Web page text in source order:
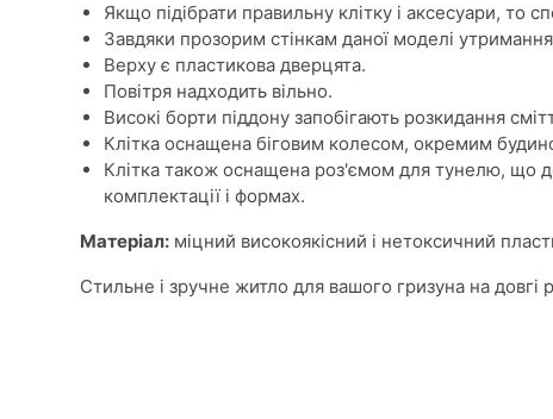
Якщо підібрати правильну клітку і аксесуари, то
Завдяки прозорим стінкам даної моделі
Верху є пластикова дверцята.
Повітря надходить вільно.
Високі борти піддону запобігають розкидання
Клітка оснащена біговим колесом, окремим
Клітка також оснащена роз'ємом для тунелю, що
комплектації і формах.
Матеріал: міцний високоякісний і нетоксичний
Стильне і зручне житло для вашого гризуна на довгі